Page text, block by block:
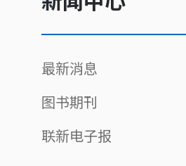
最新消息
图书期刊
联新电子报